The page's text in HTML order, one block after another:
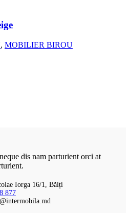
, MOBILIER BIROU
dis nam parturient orci at
Iorga 16/1, Bălți
877